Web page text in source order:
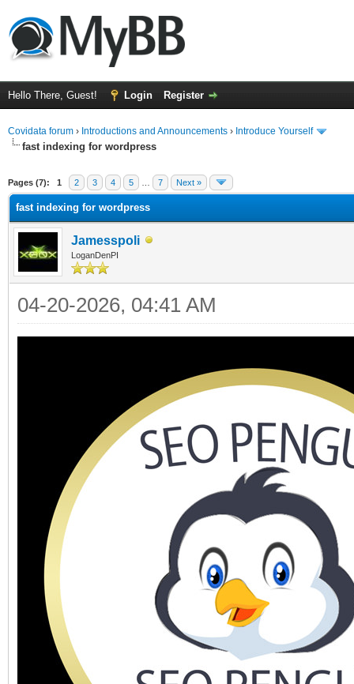
Hello There, Guest! Login Register
Covidata forum › Introductions and Announcements › Introduce Yourself
fast indexing for wordpress
Pages (7): 1 2 3 4 5 7 Next »
fast indexing for wordpress
Jamesspoli
LoganDenPI
04-20-2026, 04:41 AM